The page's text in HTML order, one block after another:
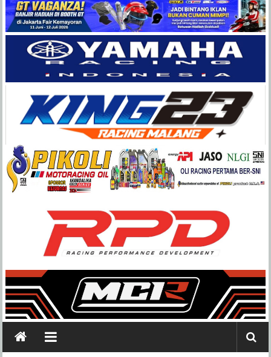
Balap
Paling
Lengkap